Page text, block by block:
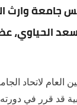
جامعة وارث
سعد
العام لاتحاد